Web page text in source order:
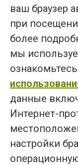
ваш браузер
при
более
мы
данные
Интернет-
настройки